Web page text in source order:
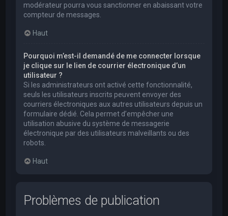
modérateur pourra vous sanctionner en abaissant votre
compteur de messages.
Haut
Pourquoi m’est-il demandé de me connecter lorsque
je clique sur le lien de courrier électronique d’un
utilisateur ?
Si les administrateurs ont activé cette fonctionnalité,
seuls les utilisateurs inscrits peuvent envoyer des
courriers électroniques aux autres utilisateurs depuis un
formulaire dédié. Cela permet d’empêcher une
utilisation abusive du système de messagerie
électronique par des utilisateurs malveillants ou des
robots.
Haut
Problèmes de publication